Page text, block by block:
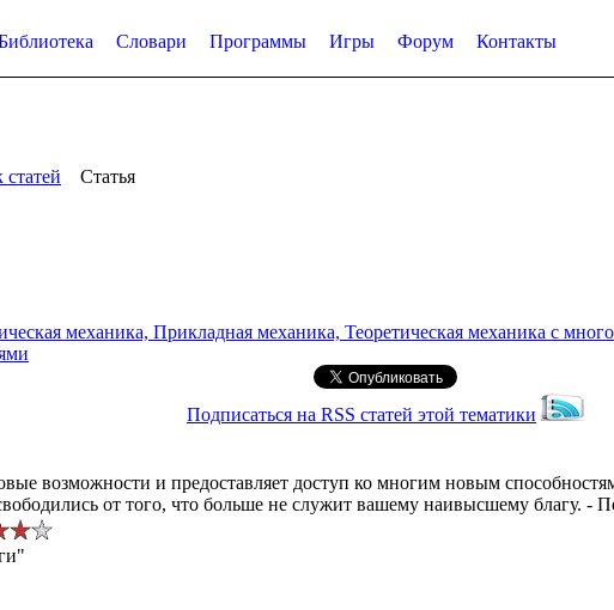
Словари Программы Игры Форум Контакты
Статья
механика, Прикладная механика, Теоретическая механика с
Подписаться на RSS статей этой тематики
возможности и предоставляет доступ ко многим новым
от того, что больше не служит вашему наивысшему благу. -